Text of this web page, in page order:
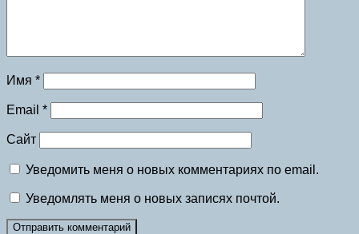
Имя *
Email *
Сайт
Уведомить меня о новых комментариях по email.
Уведомлять меня о новых записях почтой.